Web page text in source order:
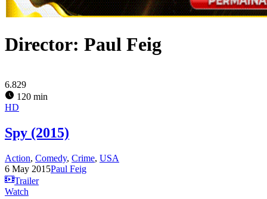
Director: Paul Feig
6.829
120 min
HD
Spy (2015)
Action, Comedy, Crime, USA
6 May 2015Paul Feig
Trailer
Watch